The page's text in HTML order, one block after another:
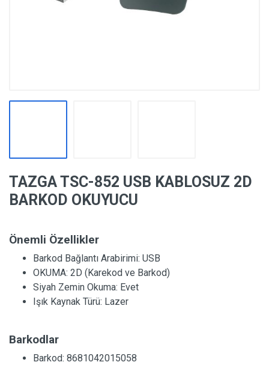
TAZGA TSC-852 USB KABLOSUZ 2D
BARKOD OKUYUCU
Önemli Özellikler
Barkod Bağlantı Arabirimi: USB
OKUMA: 2D (Karekod ve Barkod)
Siyah Zemin Okuma: Evet
Işık Kaynak Türü: Lazer
Barkodlar
Barkod: 8681042015058